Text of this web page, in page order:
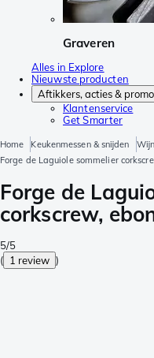
Graveren
Alles in Explore
Nieuwste producten
Aftikkers, acties &
Klantenservice
Get Smarter
Home Keukenmessen & snijden
Forge de Laguiole sommelier
Forge de
corkscrew,
5/5
( 1 review )